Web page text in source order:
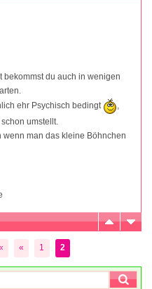
bekommst du auch in wenigen
ehr Psychisch bedingt
umstellt.
wenn man das kleine Böhnchen
« 1 2